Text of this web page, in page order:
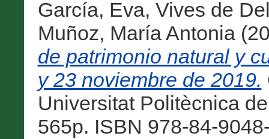
García, Eva, Vives de
Muñoz, María Antonia
de patrimonio natural y
y 23 noviembre de 2019.
Universitat Politècnica
565p. ISBN 978-84-